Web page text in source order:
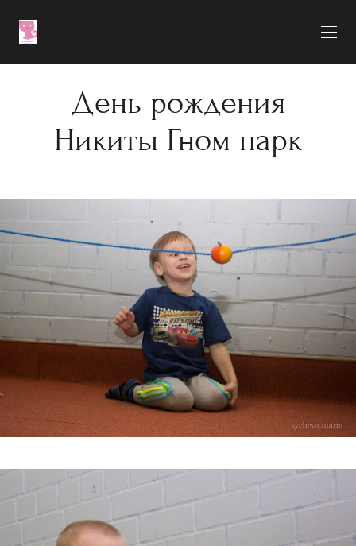
День рождения
Никиты Гном парк